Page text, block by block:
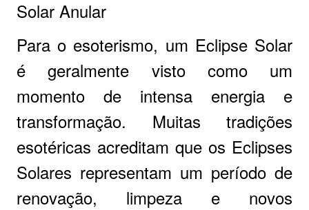
Solar Anular
Para o esoterismo, um Eclipse Solar
é geralmente visto como um
momento de intensa energia e
transformação. Muitas tradições
esotéricas acreditam que os Eclipses
Solares representam um período de
renovação, limpeza e novos